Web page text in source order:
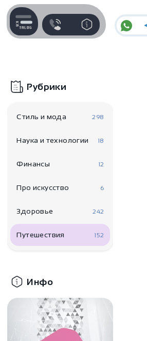
Telegram
@IndiaStyleShop
Рубрики
Стиль и мода 298
Наука и технологии 18
Финансы 12
Про искусство 6
Здоровье 242
Путешествия 152
Инфо